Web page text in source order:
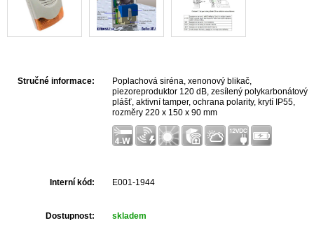
Stručné informace:
Poplachová siréna, xenonový blikač,
piezoreproduktor 120 dB, zesílený polykarbonátový
plášť, aktivní tamper, ochrana polarity, krytí IP55,
rozměry 220 x 150 x 90 mm
Interní kód: E001-1944
Dostupnost: skladem